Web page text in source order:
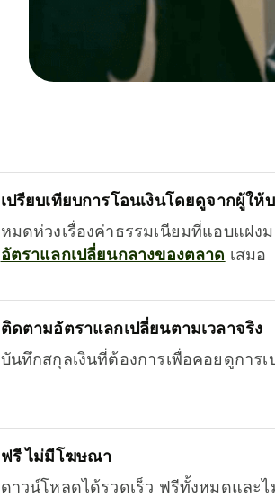
เปรียบเทียบการโอนเงินโดยดูจากผู้ให้
หมดห่วงเรื่องค่าธรรมเนียมที่แอบแฝง
อัตราแลกเปลี่ยนกลางของตลาด เสมอ
ติดตามอัตราแลกเปลี่ยนตามเวลาจริง
บันทึกสกุลเงินที่ต้องการเพื่อคอยดูการ
ฟรี ไม่มีโฆษณา
ดาวน์โหลดได้รวดเร็ว ฟรีทั้งหมดและ